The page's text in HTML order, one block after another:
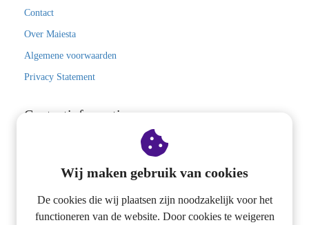
Contact
Over Maiesta
Algemene voorwaarden
Privacy Statement
Contactinformatie
Dorpstraat 16D
5504 HH Veldhoven
+31(0)40 - 7600031
Wij maken gebruik van cookies
De cookies die wij plaatsen zijn noodzakelijk voor het
functioneren van de website. Door cookies te weigeren